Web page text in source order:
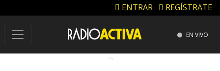
ENTRAR REGÍSTRATE
EN VIVO